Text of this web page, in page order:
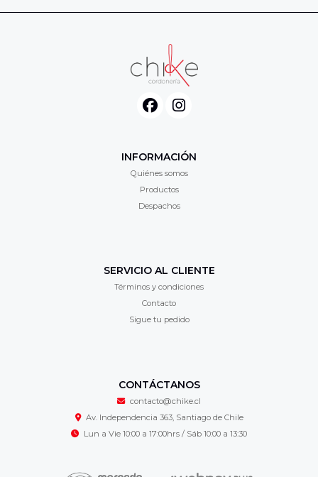
INFORMACIÓN
Quiénes somos
Productos
Despachos
SERVICIO AL CLIENTE
Términos y condiciones
Contacto
Sigue tu pedido
CONTÁCTANOS
contacto@chike.cl
Av. Independencia 363, Santiago de Chile
Lun a Vie 10:00 a 17:00hrs / Sáb 10:00 a 13:30